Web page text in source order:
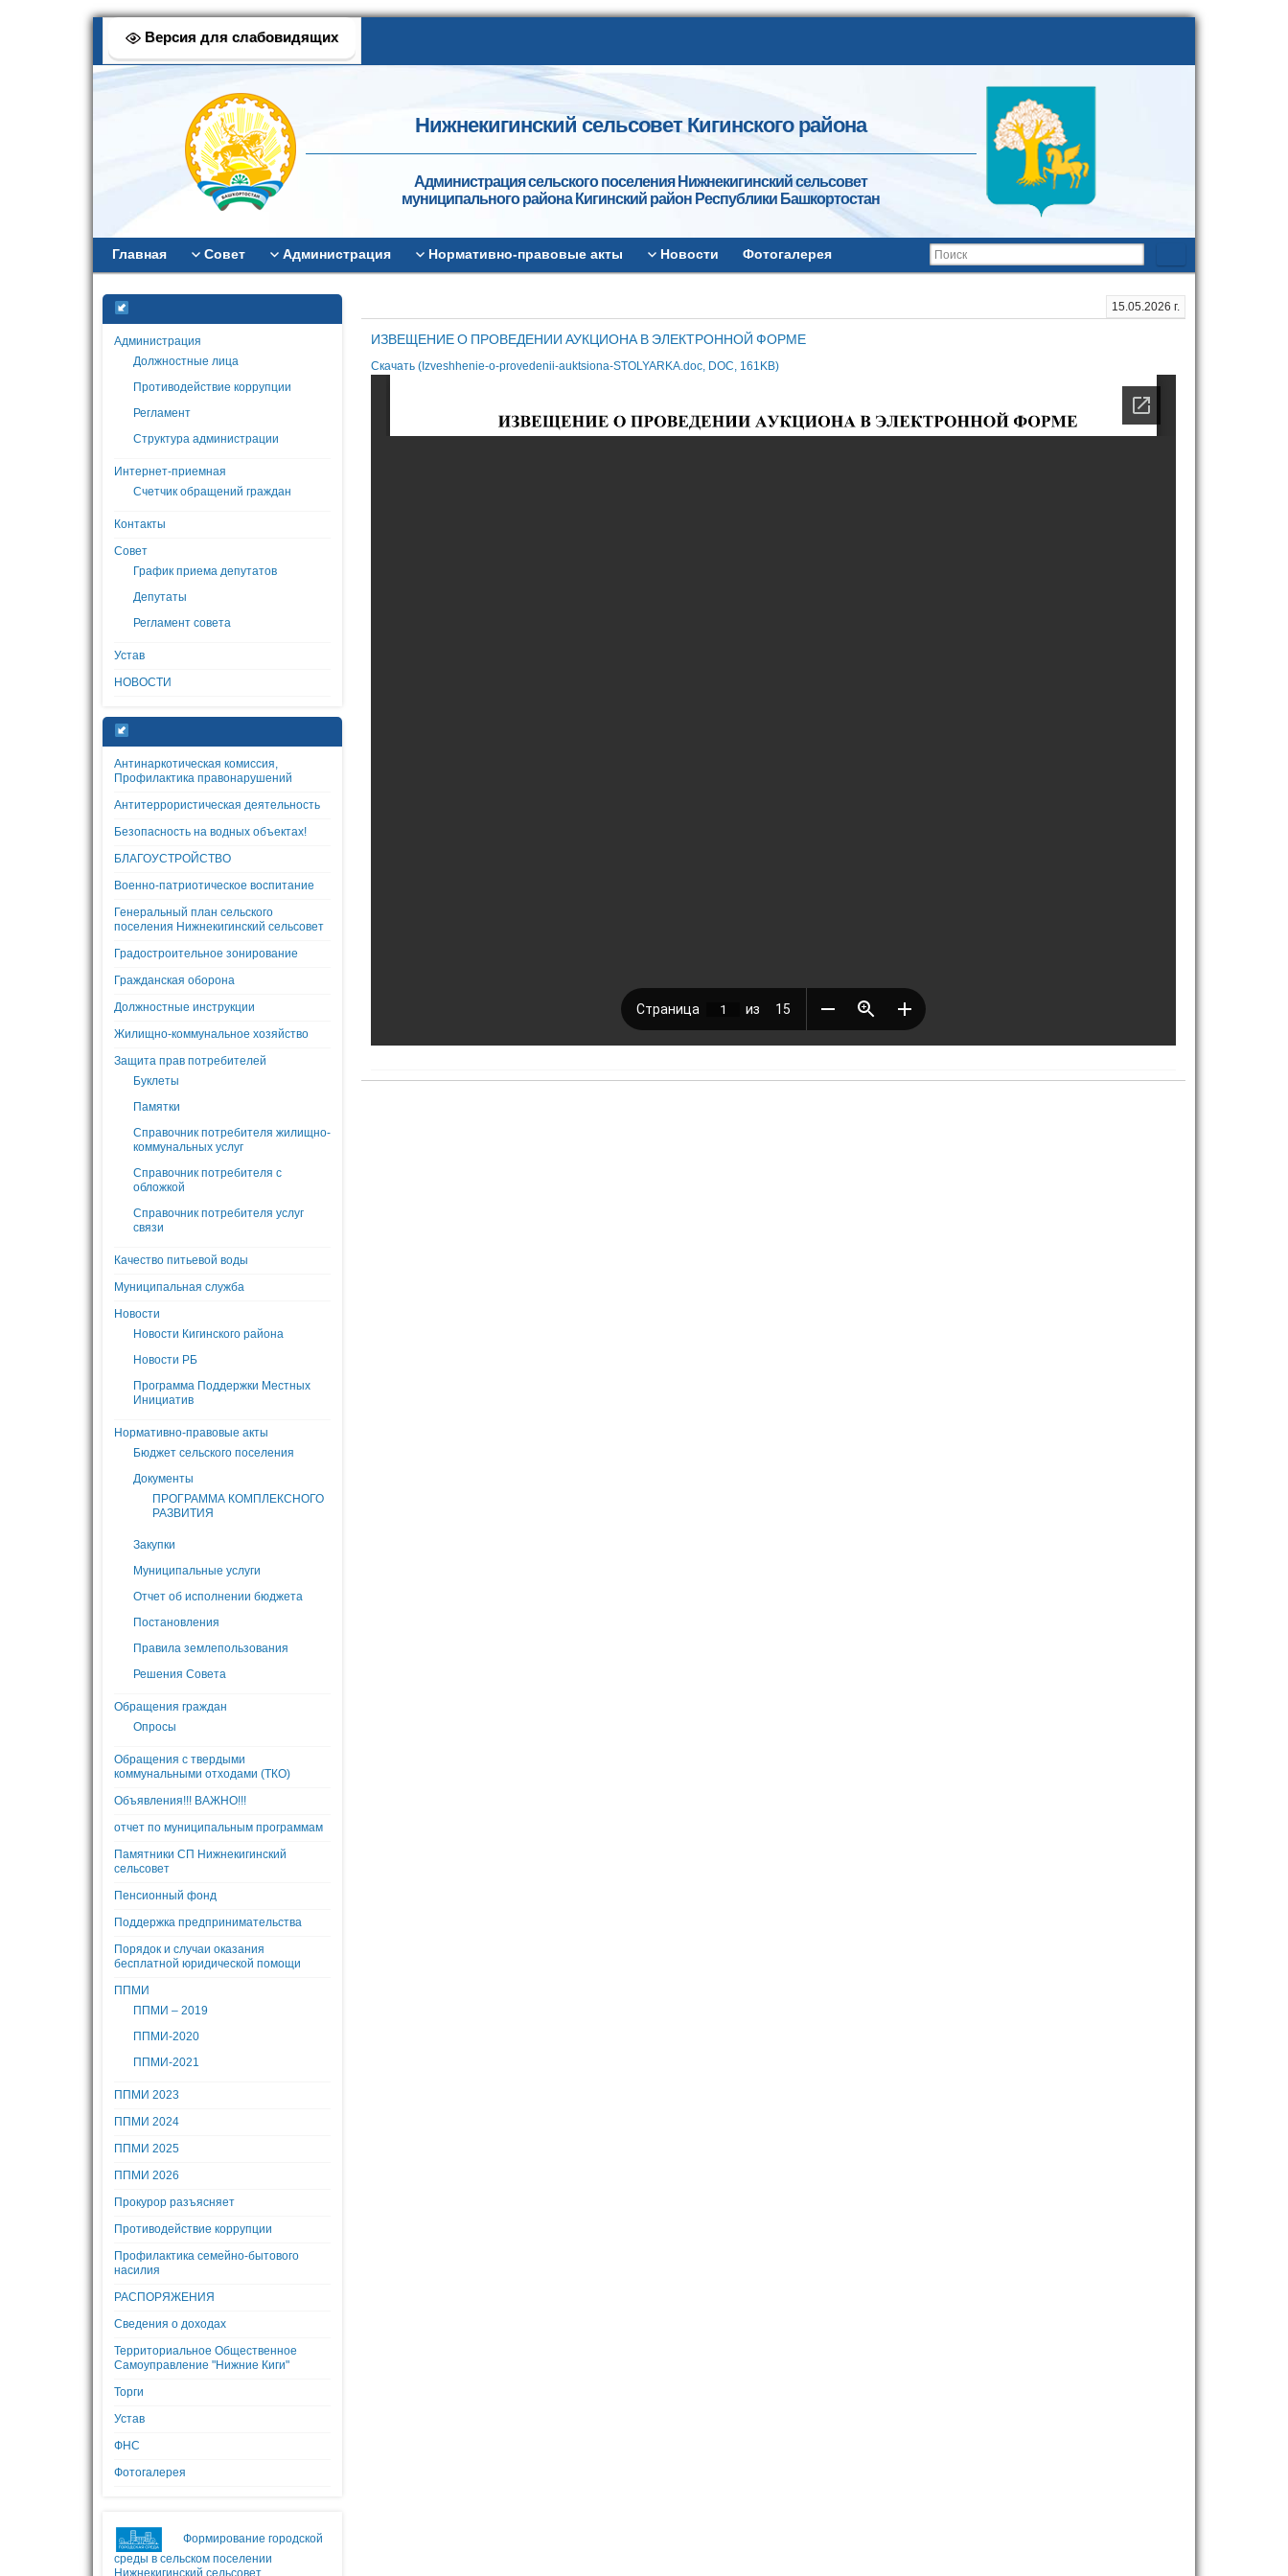
Версия для слабовидящих
Нижнекигинский сельсовет Кигинского района
Администрация сельского поселения Нижнекигинский сельсовет
муниципального района Кигинский район Республики Башкортостан
Главная Совет Администрация Нормативно-правовые акты Новости Фотогалерея
Администрация
Должностные лица
Противодействие коррупции
Регламент
Структура администрации
Интернет-приемная
Счетчик обращений граждан
Контакты
Совет
График приема депутатов
Депутаты
Регламент совета
Устав
НОВОСТИ
Антинаркотическая комиссия,
Профилактика правонарушений
Антитеррористическая деятельность
Безопасность на водных объектах!
БЛАГОУСТРОЙСТВО
Военно-патриотическое воспитание
Генеральный план сельского
поселения Нижнекигинский сельсовет
Градостроительное зонирование
Гражданская оборона
Должностные инструкции
Жилищно-коммунальное хозяйство
Защита прав потребителей
Буклеты
Памятки
Справочник потребителя жилищно-
коммунальных услуг
Справочник потребителя с
обложкой
Справочник потребителя услуг
связи
Качество питьевой воды
Муниципальная служба
Новости
Новости Кигинского района
Новости РБ
Программа Поддержки Местных
Инициатив
Нормативно-правовые акты
Бюджет сельского поселения
Документы
ПРОГРАММА КОМПЛЕКСНОГО
РАЗВИТИЯ
Закупки
Муниципальные услуги
Отчет об исполнении бюджета
Постановления
Правила землепользования
Решения Совета
Обращения граждан
Опросы
Обращения с твердыми
коммунальными отходами (ТКО)
Объявления!!! ВАЖНО!!!
отчет по муниципальным программам
Памятники СП Нижнекигинский
сельсовет
Пенсионный фонд
Поддержка предпринимательства
Порядок и случаи оказания
бесплатной юридической помощи
ППМИ
ППМИ – 2019
ППМИ-2020
ППМИ-2021
ППМИ 2023
ППМИ 2024
ППМИ 2025
ППМИ 2026
Прокурор разъясняет
Противодействие коррупции
Профилактика семейно-бытового
насилия
РАСПОРЯЖЕНИЯ
Сведения о доходах
Территориальное Общественное
Самоуправление "Нижние Киги"
Торги
Устав
ФНС
Фотогалерея
Формирование городской
среды в сельском поселении
Нижнекигинский сельсовет
15.05.2026 г.
ИЗВЕЩЕНИЕ О ПРОВЕДЕНИИ АУКЦИОНА В ЭЛЕКТРОННОЙ ФОРМЕ
Скачать (Izveshhenie-o-provedenii-auktsiona-STOLYARKA.doc, DOC, 161KB)